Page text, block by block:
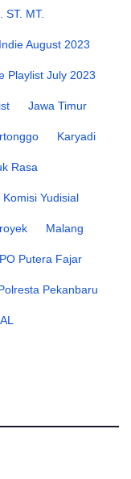
ST. MT.
Indie August 2023
Playlist July 2023
Jawa Timur
Karyadi
Rasa
Komisi Yudisial
Malang
PO Putera Fajar
Pekanbaru